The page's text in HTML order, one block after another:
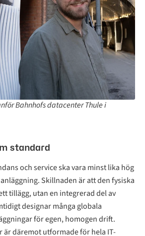
Bahnhofs datacenter Thule i
standard
och service ska vara minst lika hög
Skillnaden är att den fysiska
tillägg, utan en integrerad del av
designar många globala
för egen, homogen drift.
är däremot utformade för hela IT-